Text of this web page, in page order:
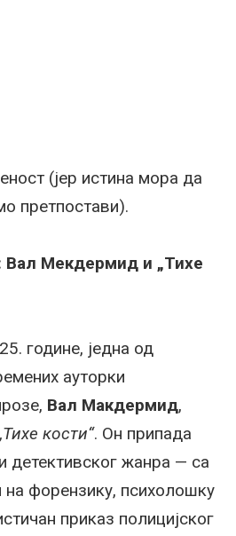
(јер истина мора да
претпостави).
Вал Мекдермид и „Тихе
године, једна од
ауторки
Вал Макдермид,
кости“. Он припада
детективског жанра — са
форензику, психолошку
приказ полицијског